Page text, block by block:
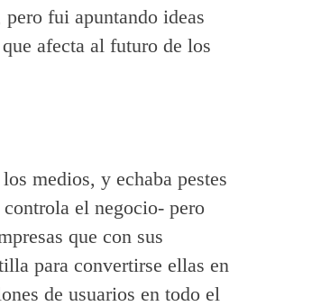
fui apuntando ideas
afecta al futuro de los
medios, y echaba pestes
el negocio- pero
que con sus
para convertirse ellas en
de usuarios en todo el